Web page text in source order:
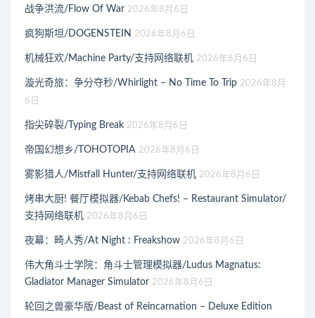
战争洪流/Flow Of War 2026年8月6日
疯狗斯坦/DOGENSTEIN 2026年8月6日
机械狂欢/Machine Party/支持网络联机 2026年8月6日
漩光奇旅：争分夺秒/Whirlight – No Time To Trip 2026年8月
6日
指尖碎裂/Typing Break 2026年8月6日
帝国幻想乡/TOHOTOPIA 2026年8月6日
雾影猎人/Mistfall Hunter/支持网络联机 2026年8月6日
烤串大厨! 餐厅模拟器/Kebab Chefs! – Restaurant Simulator/
支持网络联机 2026年8月6日
夜幕：畸人秀/At Night : Freakshow 2026年8月6日
伟大角斗士学院：角斗士管理模拟器/Ludus Magnatus:
Gladiator Manager Simulator 2026年8月6日
轮回之兽豪华版/Beast of Reincarnation – Deluxe Edition